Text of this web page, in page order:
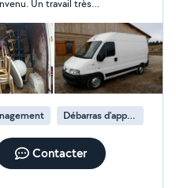
ou plus d'infos !
Un travail très
Débarras d'appartement
Contacter